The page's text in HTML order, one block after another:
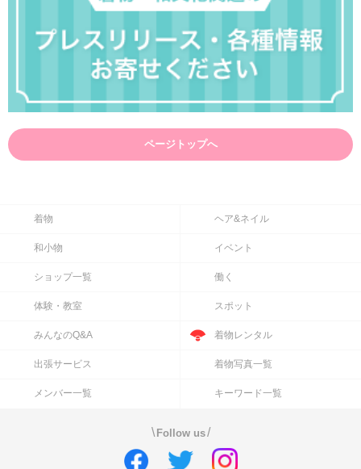
ページトップへ
着物 ヘア&ネイル
和小物 イベント
ショップ一覧 働く
体験・教室 スポット
みんなのQ&A 着物レンタル
出張サービス 着物写真一覧
メンバー一覧 キーワード一覧
\ Follow us/